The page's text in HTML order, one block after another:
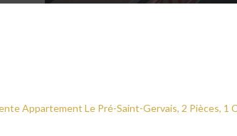
Appartement Le Pré-Saint-Gervais, 2 Pièces, 1